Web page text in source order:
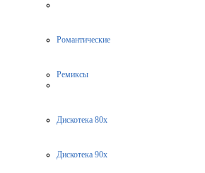
Романтические
Ремиксы
Дискотека 80х
Дискотека 90х